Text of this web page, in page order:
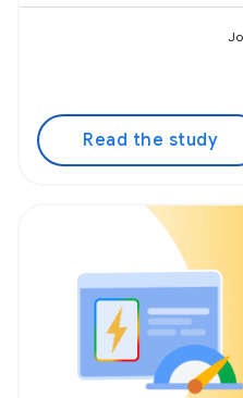
Read the study